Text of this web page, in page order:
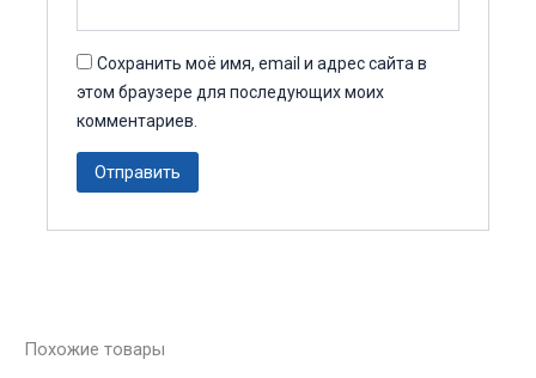
Сохранить моё имя, email и адрес сайта в
этом браузере для последующих моих
комментариев.
Похожие товары